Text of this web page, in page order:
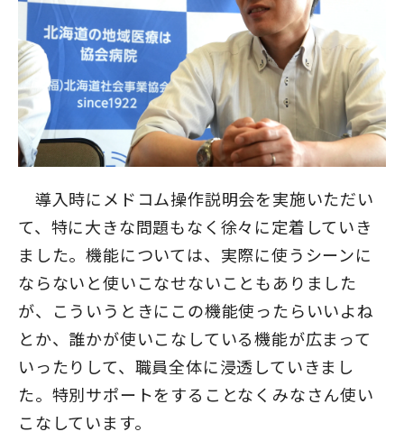
導入時にメドコム操作説明会を実施いただい
て、特に大きな問題もなく徐々に定着していき
ました。機能については、実際に使うシーンに
ならないと使いこなせないこともありました
が、こういうときにこの機能使ったらいいよね
とか、誰かが使いこなしている機能が広まって
いったりして、職員全体に浸透していきまし
た。特別サポートをすることなくみなさん使い
こなしています。